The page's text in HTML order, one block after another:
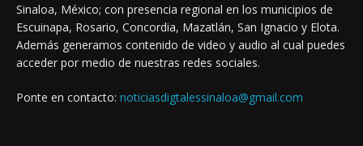
Sinaloa, México; con presencia regional en los municipios de
Escuinapa, Rosario, Concordia, Mazatlán, San Ignacio y Elota.
Además generamos contenido de video y audio al cual puedes
acceder por medio de nuestras redes sociales.
Ponte en contacto: noticiasdigtalessinaloa@gmail.com